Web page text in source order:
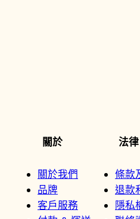
關於
關於我們
品牌
客戶服務
法律
條款
退款
隱私